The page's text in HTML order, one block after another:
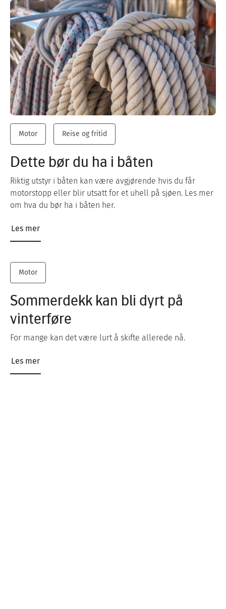
Motor Reise og fritid
Dette bør du ha i båten
Riktig utstyr i båten kan være avgjørende hvis du får
motorstopp eller blir utsatt for et uhell på sjøen. Les mer
om hva du bør ha i båten her.
Les mer
Motor
Sommerdekk kan bli dyrt på
vinterføre
For mange kan det være lurt å skifte allerede nå.
Les mer